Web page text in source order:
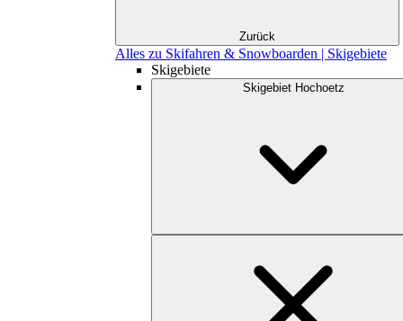
Zurück
Alles zu Skifahren & Snowboarden | Skigebiete
Skigebiete
Skigebiet Hochoetz